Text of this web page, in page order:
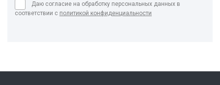
Даю согласие на обработку персональных данных в
соответствии с политикой конфиденциальности